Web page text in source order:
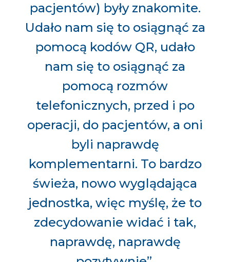
pacjentów) były znakomite.
Udało nam się to osiągnąć za
pomocą kodów QR, udało
nam się to osiągnąć za
pomocą rozmów
telefonicznych, przed i po
operacji, do pacjentów, a oni
byli naprawdę
komplementarni. To bardzo
świeża, nowo wyglądająca
jednostka, więc myślę, że to
zdecydowanie widać i tak,
naprawdę, naprawdę